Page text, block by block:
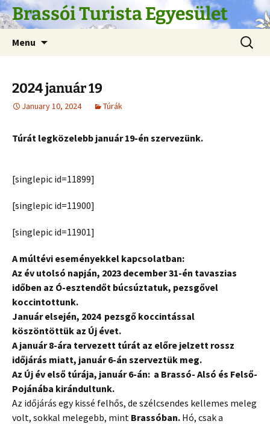
Skip
to Brassói Turista Egyesület
Menu
Search
for:
2024 január 19
January 10, 2024 Túrák
Túrát legközelebb január 19-én szervezünk.
[singlepic id=11899]
[singlepic id=11900]
[singlepic id=11901]
A múltévi eseményekkel kapcsolatban:
Az év utolsó napján, 2023 december 31-én tavaszias
időben az Ó-esztendőt búcsúztatuk, pezsgővel
koccintottunk.
Január elsején, 2024 pezsgő koccintással
köszöntöttük az Új évet.
A január 8-ára tervezett túrát az előre jelzett rossz
időjárás miatt, január 6-án szerveztük meg.
Az Új év első túrája, január 6-án: a Brassó- Alsó és Felső-
Pojánába kirándultunk.
Az időjárás egy kissé felhős, de szélcsendes kellemes meleg
volt, sokkal melegebb, mint Brassóban. Hó, csak a